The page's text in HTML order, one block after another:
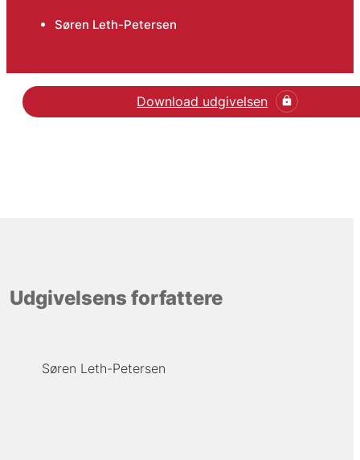
Søren Leth-Petersen
Download udgivelsen
Udgivelsens forfattere
Søren Leth-Petersen